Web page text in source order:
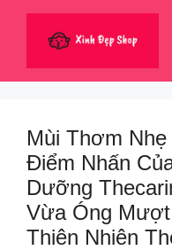
dung
Mùi Thơm
Điểm Nhấn
Dưỡng
Vừa Óng
Thiên Nhiên